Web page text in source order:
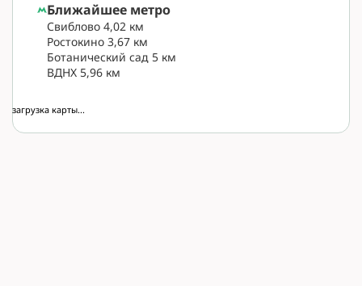
Ближайшее метро
Свиблово 4,02 км
Ростокино 3,67 км
Ботанический сад 5 км
ВДНХ 5,96 км
загрузка карты...